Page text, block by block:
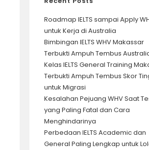
Roadmap IELTS sampai Apply
untuk Kerja di Australia
Bimbingan IELTS WHV Makassar
Terbukti Ampuh Tembus
Kelas IELTS General Training
Terbukti Ampuh Tembus Skor
untuk Migrasi
Kesalahan Pejuang WHV Saat
yang Paling Fatal dan Cara
Menghindarinya
Perbedaan IELTS Academic dan
General Paling Lengkap untuk